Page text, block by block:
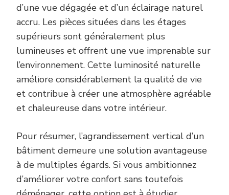
d’une vue dégagée et d’un éclairage naturel
accru. Les pièces situées dans les étages
supérieurs sont généralement plus
lumineuses et offrent une vue imprenable sur
l’environnement. Cette luminosité naturelle
améliore considérablement la qualité de vie
et contribue à créer une atmosphère agréable
et chaleureuse dans votre intérieur.
Pour résumer, l’agrandissement vertical d’un
bâtiment demeure une solution avantageuse
à de multiples égards. Si vous ambitionnez
d’améliorer votre confort sans toutefois